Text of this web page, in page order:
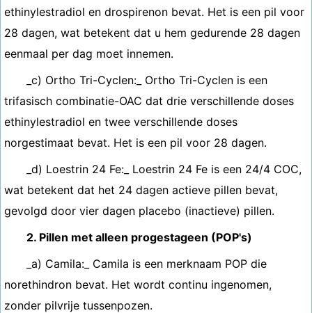
ethinylestradiol en drospirenon bevat. Het is een pil voor
28 dagen, wat betekent dat u hem gedurende 28 dagen
eenmaal per dag moet innemen.
_c) Ortho Tri-Cyclen:_ Ortho Tri-Cyclen is een
trifasisch combinatie-OAC dat drie verschillende doses
ethinylestradiol en twee verschillende doses
norgestimaat bevat. Het is een pil voor 28 dagen.
_d) Loestrin 24 Fe:_ Loestrin 24 Fe is een 24/4 COC,
wat betekent dat het 24 dagen actieve pillen bevat,
gevolgd door vier dagen placebo (inactieve) pillen.
2. Pillen met alleen progestageen (POP's)
_a) Camila:_ Camila is een merknaam POP die
norethindron bevat. Het wordt continu ingenomen,
zonder pilvrije tussenpozen.